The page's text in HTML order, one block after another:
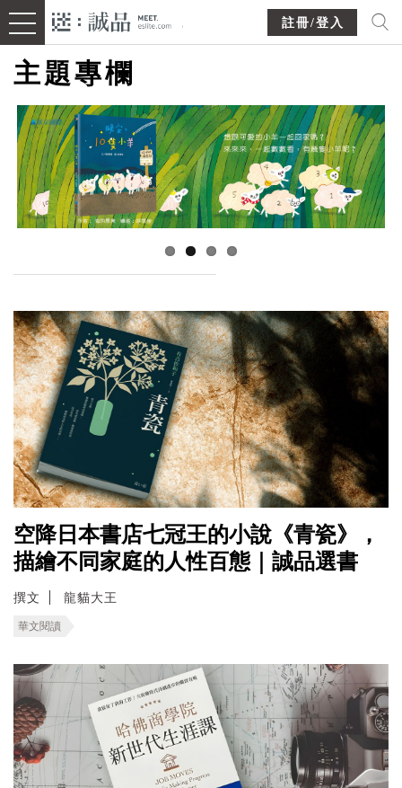
註冊/登入
主題專欄
空降日本書店七冠王的小說《青瓷》，
描繪不同家庭的人性百態｜誠品選書
撰文 龍貓大王
華文閱讀